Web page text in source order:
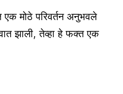
एक मोठे परिवर्तन अनुभवले
झाली, तेव्हा हे फक्त एक